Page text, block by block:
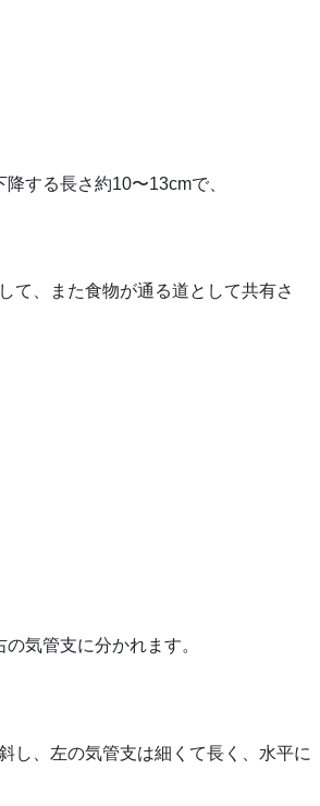
降する長さ約10〜13cmで、
て、また食物が通る道として共有さ
気管支に分かれます。
し、左の気管支は細くて長く、水平に